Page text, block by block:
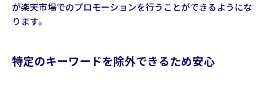
が楽天市場でのプロモーションを行うことができるようにな
ります。
特定のキーワードを除外できるため安心